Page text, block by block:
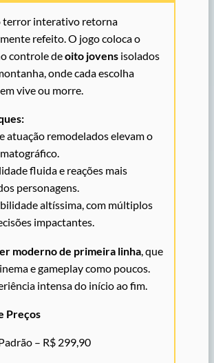
terror interativo retorna
refeito. O jogo coloca o
controle deoito jovens isolados
onde cada escolha
vive ou morre.
atuação remodelados elevam o
fluida e reações mais
personagens.
altíssima, com múltiplos
impactantes.
moderno de primeira linha , que
e gameplay como poucos.
intensa do início ao fim.
Preços
– R$ 299,90